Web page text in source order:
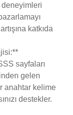
deneyimleri
katkıda
sayfaları
gelen
anahtar kelime
destekler.